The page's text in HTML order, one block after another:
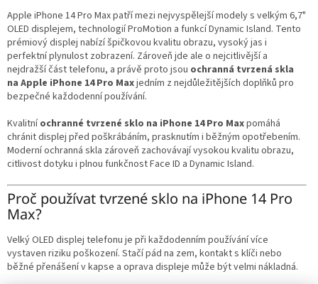
r
v
k
y
v
ý
s
u
Apple iPhone 14 Pro Max patří mezi nejvyspělejší modely s velkým 6,7"
OLED displejem, technologií ProMotion a funkcí Dynamic Island. Tento
prémiový displej nabízí špičkovou kvalitu obrazu, vysoký jas i
perfektní plynulost zobrazení. Zároveň jde ale o nejcitlivější a
nejdražší část telefonu, a právě proto jsou ochranná tvrzená skla
na Apple iPhone 14 Pro Maxjedním z nejdůležitějších doplňků pro
bezpečné každodenní používání.
Kvalitníochranné tvrzené sklo na iPhone 14 Pro Maxpomáhá
chránit displej před poškrábáním, prasknutím i běžným opotřebením.
Moderní ochranná skla zároveň zachovávají vysokou kvalitu obrazu,
citlivost dotyku i plnou funkčnost Face ID a Dynamic Island.
Proč používat tvrzené sklo na iPhone 14 Pro
Max?
Velký OLED displej telefonu je při každodenním používání více
vystaven riziku poškození. Stačí pád na zem, kontakt s klíči nebo
běžné přenášení v kapse a oprava displeje může být velmi nákladná.